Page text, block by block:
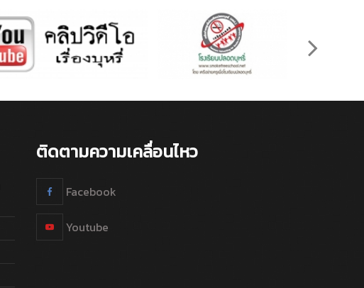
ติดตามความเคลื่อนไหว
Facebook
Youtube